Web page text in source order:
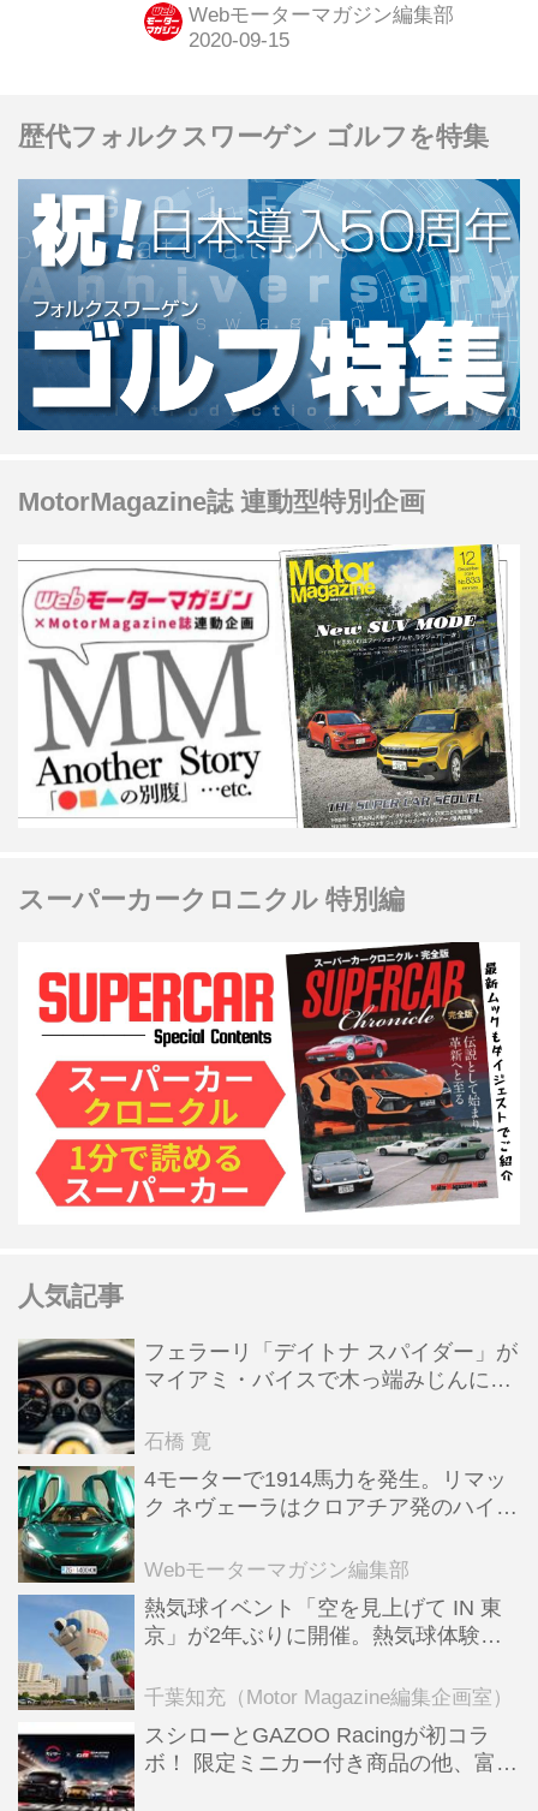
は「サーブ 9-5」だ。
Webモーターマガジン編集部
歴代フォルクスワーゲン ゴルフを特集
MotorMagazine誌 連動型特別企画
スーパーカークロニクル 特別編
人気記事
フェラーリ「デイトナ スパイダー」が
マイアミ・バイスで木っ端みじんにな
石橋 寛
4モーターで1914馬力を発生。リマッ
ク ネヴェーラはクロアチア発のハイパ
全版／115】
Webモーターマガジン編集部
熱気球イベント「空を見上げて IN 東
京」が2年ぶりに開催。熱気球体験搭
ンテンツも
千葉知充（Motor Magazine編集企画室）
スシローとGAZOO Racingが初コラ
ボ！ 限定ミニカー付き商品の他、富士